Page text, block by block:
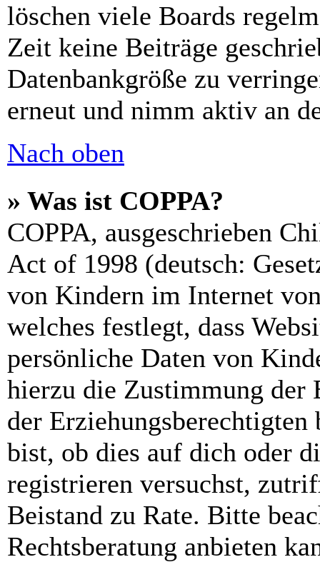
löschen viele Boards
Zeit keine Beiträge
Datenbankgröße zu
erneut und nimm aktiv an
Nach oben
» Was ist COPPA?
COPPA, ausgeschrieben
Act of 1998 (deutsch:
von Kindern im Internet
welches festlegt, dass
persönliche Daten von
hierzu die Zustimmung der
der
bist, ob dies auf dich oder
registrieren versuchst,
Beistand zu Rate. Bitte
Rechtsberatung anbieten